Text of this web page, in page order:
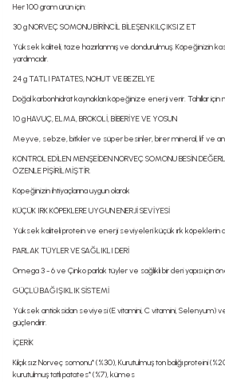
Her 100 gram ürün için:
30 g NORVEÇ SOMONU BİRİNCİL BİLEŞEN KILÇIKSIZ ET
Yüksek kaliteli, taze hazırlanmış ve dondurulmuş. Köpeğinizin kas
yardımcıdır.
24 g TATLI PATATES, NOHUT VE BEZELYE
Doğal karbonhidrat kaynakları köpeğinize enerji verir. Tahıllar
10 g HAVUÇ, ELMA, BROKOLİ, BİBERİYE VE YOSUN
Meyve, sebze, bitkiler ve süper besinler, birer mineral, lif ve
KONTROL EDİLEN MENŞEİDEN NORVEÇ SOMONU BESİN
ÖZENLE PİŞİRİLMİŞTİR.
Köpeğinizin ihtiyaçlarına uygun olarak
KÜÇÜK IRK KÖPEKLERE UYGUN ENERJİ SEVİYESİ
Yüksek kaliteli protein ve enerji seviyeleri küçük ırk köpeklerin
PARLAK TÜYLER VE SAĞLIKLI DERİ
Omega 3 - 6 ve Çinko parlak tüyler ve sağlıklı bir deri yapısı için
GÜÇLÜ BAĞIŞIKLIK SİSTEMİ
Yüksek antioksidan seviyesi (E vitamini, C vitamini, Selenyum) ve
güçlendirir.
İÇERİK
Kılçıksız Norveç somonu* (%30), Kurutulmuş ton balığı proteini
kurutulmuş tatlı patates* (%7), kümes